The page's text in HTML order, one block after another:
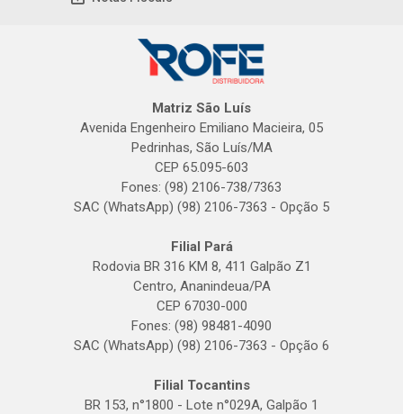
Matriz São Luís
Avenida Engenheiro Emiliano Macieira, 05
Pedrinhas, São Luís/MA
CEP 65.095-603
Fones: (98) 2106-738/7363
SAC (WhatsApp) (98) 2106-7363 - Opção 5
Filial Pará
Rodovia BR 316 KM 8, 411 Galpão Z1
Centro, Ananindeua/PA
CEP 67030-000
Fones: (98) 98481-4090
SAC (WhatsApp) (98) 2106-7363 - Opção 6
Filial Tocantins
BR 153, n°1800 - Lote n°029A, Galpão 1